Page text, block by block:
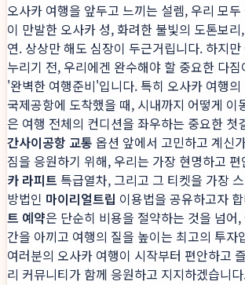
오사카 여행을 앞두고 느끼는 설렘, 우리 모
이 만발한 오사카 성, 화려한 불빛의 도톤보
연. 상상만 해도 심장이 두근거립니다. 하지
누리기 전, 우리에겐 완수해야 할 중요한 다
'완벽한 여행준비'입니다. 특히 오사카 여행의
국제공항에 도착했을 때, 시내까지 어떻게 이
은 여행 전체의 컨디션을 좌우하는 중요한 첫
간사이공항 교통 옵션 앞에서 고민하고 계신
짐을 응원하기 위해, 우리는 가장 현명하고
카 라피트 특급열차, 그리고 그 티켓을 가장
방법인 마이리얼트립 이용법을 공유하고자
트 예약은 단순히 비용을 절약하는 것을 넘어
간을 아끼고 여행의 질을 높이는 최고의 투자
여러분의 오사카 여행이 시작부터 편안하고
리 커뮤니티가 함께 응원하고 지지하겠습니